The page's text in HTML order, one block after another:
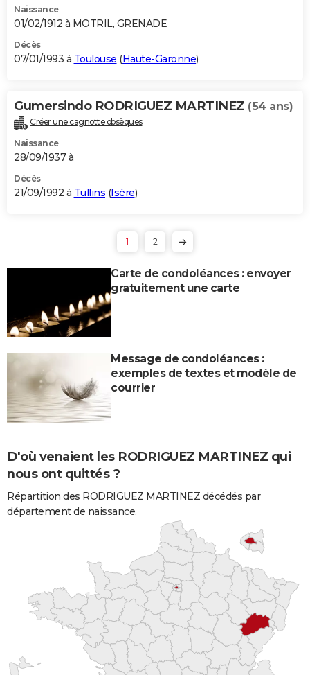
Naissance
01/02/1912 à MOTRIL, GRENADE
Décès
07/01/1993 à Toulouse (Haute-Garonne)
Gumersindo RODRIGUEZ MARTINEZ (54 ans)
Créer une cagnotte obsèques
Naissance
28/09/1937 à
Décès
21/09/1992 à Tullins (Isère)
1 2
Carte de condoléances : envoyer
gratuitement une carte
Message de condoléances :
exemples de textes et modèle de
courrier
D'où venaient les RODRIGUEZ MARTINEZ qui
nous ont quittés ?
Répartition des RODRIGUEZ MARTINEZ décédés par
département de naissance.